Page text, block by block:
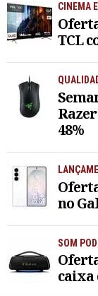
CINEMA
TCL
48%
no
SOM
caixa